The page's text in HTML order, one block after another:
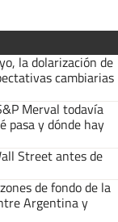
la dolarización de
cambiarias
Merval todavía
pasa y dónde hay
Street antes de
de fondo de la
Argentina y